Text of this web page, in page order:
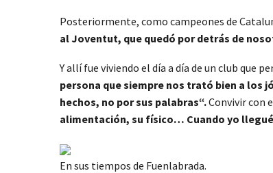
Posteriormente, como campeones de
al Joventut, que quedó por detrás de
Y allí fue viviendo el día a día de un club que
persona que siempre nos trató bien a los
hechos, no por sus palabras“.Convivir con
alimentación, su físico… Cuando yo llegué
En sus tiempos de Fuenlabrada.